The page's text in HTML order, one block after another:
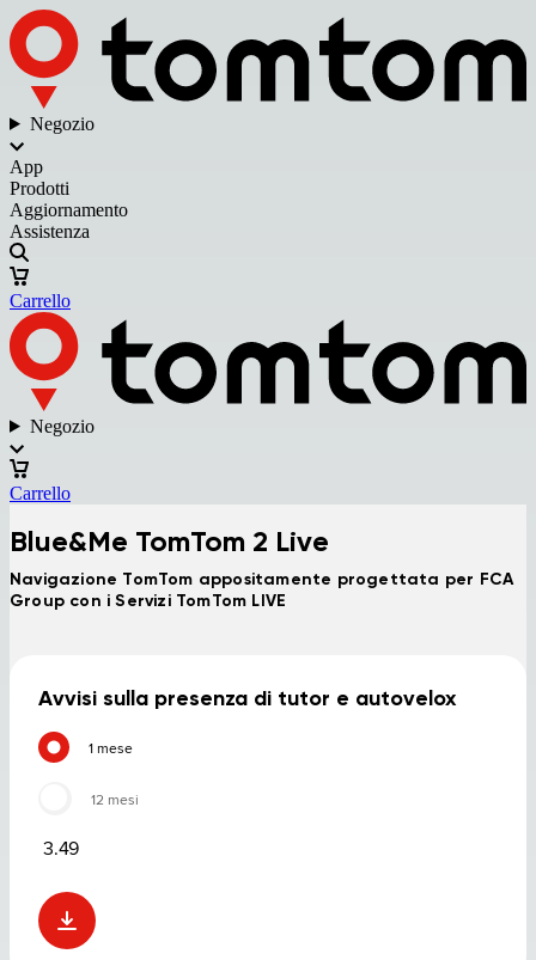
Negozio
App
Prodotti
Aggiornamento
Assistenza
Carrello
Negozio
Carrello
Blue&Me TomTom 2 Live
Navigazione TomTom appositamente progettata per FCA
Group con i Servizi TomTom LIVE
Avvisi sulla presenza di tutor e autovelox
1 mese
12 mesi
3.49